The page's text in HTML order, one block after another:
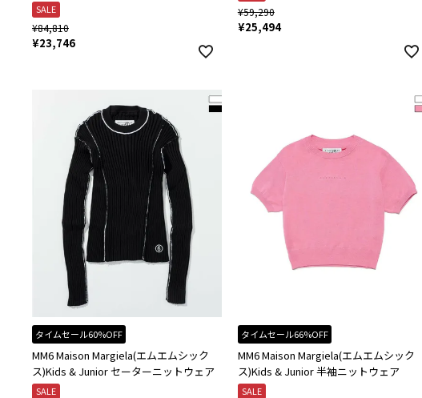
SALE
¥84,810
¥23,746
¥59,290
¥25,494
タイムセール60%OFF
MM6 Maison Margiela(エムエムシック
ス)Kids & Junior セーターニットウェア
SALE
タイムセール66%OFF
MM6 Maison Margiela(エムエムシック
ス)Kids & Junior 半袖ニットウェア
SALE